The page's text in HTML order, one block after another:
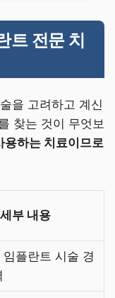
트 전문 치
을 고려하고 계신
찾는 것이 무엇보
용하는 치료이므로
세부 내용
임플란트 시술 경